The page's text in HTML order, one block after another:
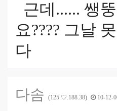
근데...... 쌩
요???? 그날
다
다솜 (125.♡.188.38) 10-12-